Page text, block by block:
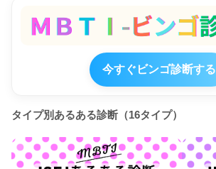
今すぐビンゴ診断する
タイプ別あるある診断（16タイプ）